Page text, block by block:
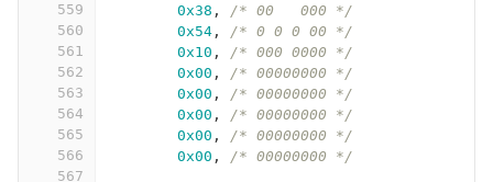
559
560
561
562
563
564
565
566
567
0x38 ,
/* 00   000 */
0x54 ,
/* 0 0 0 00 */
0x10 ,
/* 000 0000 */
0x00 ,
/* 00000000 */
0x00 ,
/* 00000000 */
0x00 ,
/* 00000000 */
0x00 ,
/* 00000000 */
0x00 , /* 00000000 */